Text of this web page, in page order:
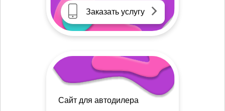
Заказать услугу
Сайт для автодилера